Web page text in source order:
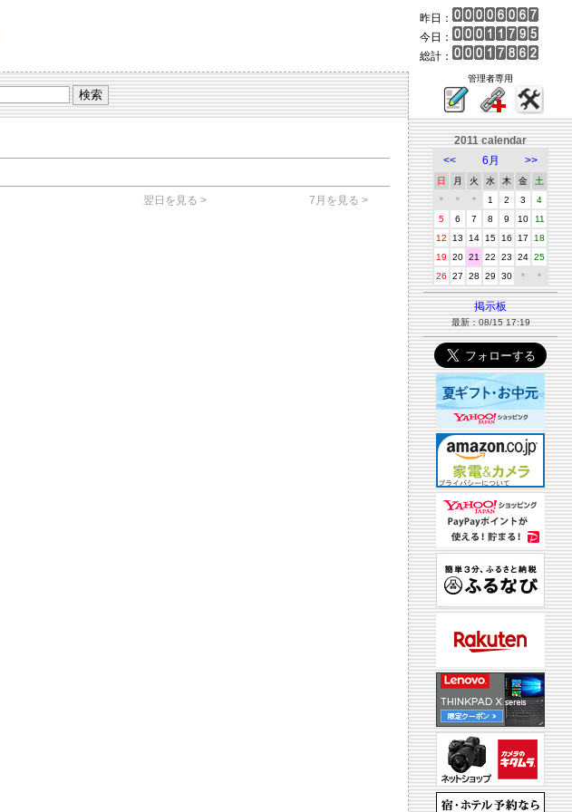
昨日：
今日：
総計：
管理者専用
翌日を見る > 7月を見る >
2011 calendar
<<
6月 >>
日 月 火 水 木 金
土
＊
＊ ＊ 1 2 3
4
5
6 7 8 9 10
11
12
13 14 15 16 17
18
19
20 21 22 23 24 25
26
27 28 29 30 ＊ ＊
掲示板
最新：08/15 17:19